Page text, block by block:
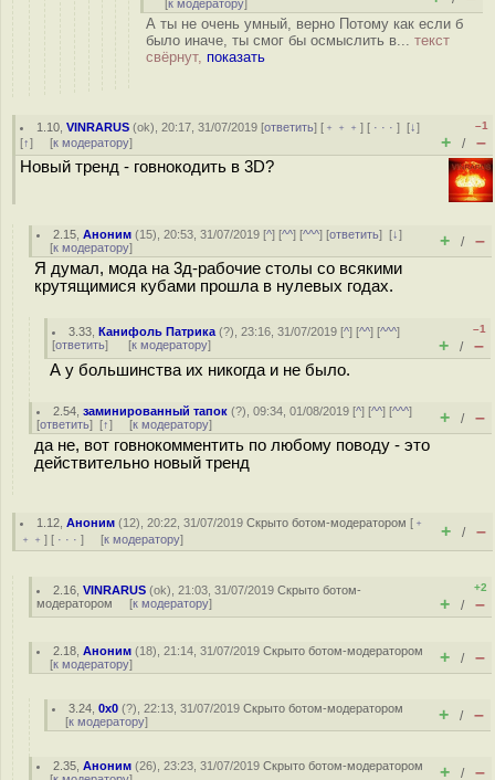
[к модератору]
А ты не очень умный, верно Потому как если б
было иначе, ты смог бы осмыслить в... текст
свёрнут, показать
1.10 ,VINRARUS (ok), 20:17, 31/07/2019 [ответить] [ ﹢﹢﹢] [ · · ·][↓]
[↑] [к модератору]
–1
+ / –
Новый тренд - говнокодить в 3D?
2.15 ,Аноним (15), 20:53, 31/07/2019 [^] [^^] [^^^] [ответить][↓]
[к модератору] + / –
Я думал, мода на 3д-рабочие столы со всякими
крутящимися кубами прошла в нулевых годах.
3.33 ,Канифоль Патрика (?), 23:16, 31/07/2019 [^] [^^] [^^^]
[ответить] [к модератору]
–1
+ / –
А у большинства их никогда и не было.
2.54 ,заминированный тапок (?), 09:34, 01/08/2019 [^] [^^] [^^^]
[ответить] [↑] [к модератору] + / –
да не, вот говнокомментить по любому поводу - это
действительно новый тренд
1.12 ,Аноним (12), 20:22, 31/07/2019Скрыто ботом-модератором [ ﹢
﹢﹢ ] [ · · · ] [к модератору] + / –
2.16 ,VINRARUS (ok), 21:03, 31/07/2019Скрыто ботом-
модератором [к модератору]
+2
+ / –
2.18 ,Аноним (18), 21:14, 31/07/2019Скрыто ботом-модератором
[к модератору] + / –
3.24 ,0x0 (?), 22:13, 31/07/2019Скрыто ботом-модератором
[к модератору] + / –
2.35 ,Аноним (26), 23:23, 31/07/2019Скрыто ботом-модератором
+ / –